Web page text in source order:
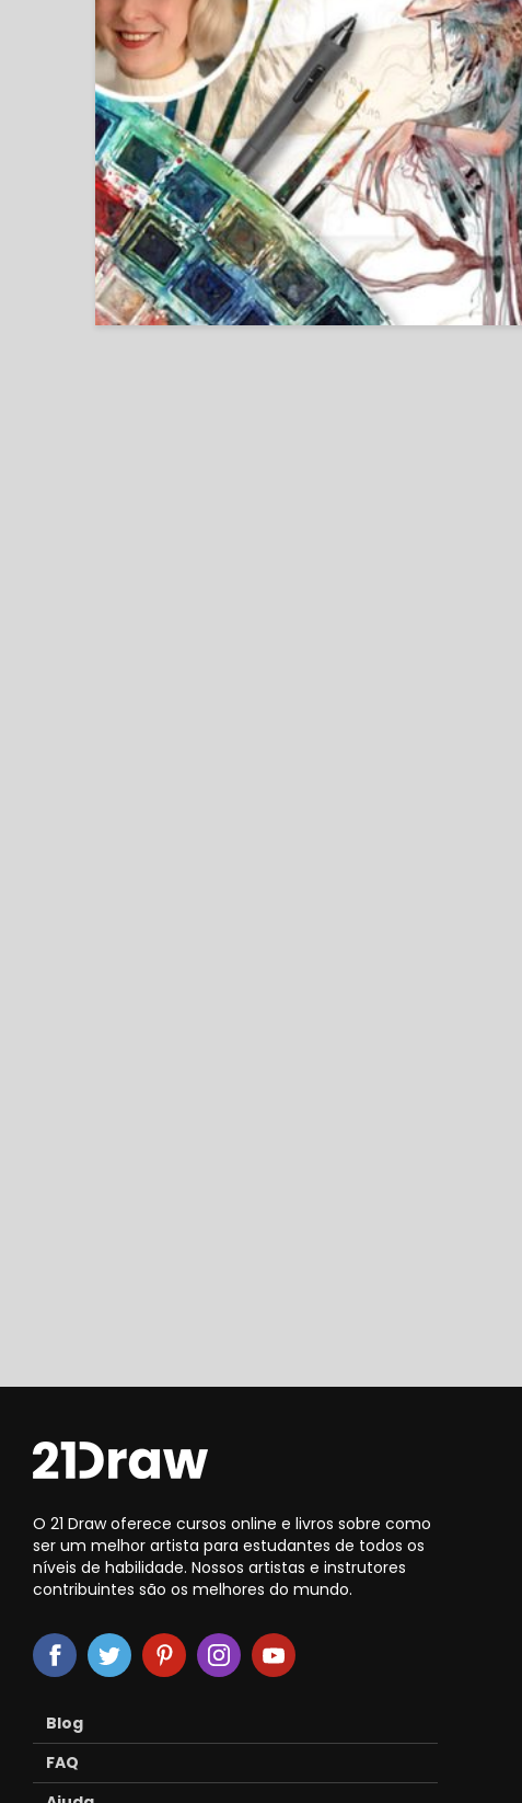
O 21 Draw oferece cursos online e livros sobre como
ser um melhor artista para estudantes de todos os
níveis de habilidade. Nossos artistas e instrutores
contribuintes são os melhores do mundo.
Blog
FAQ